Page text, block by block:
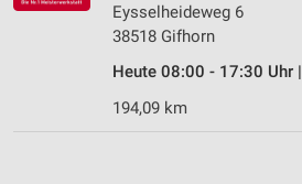
Eysselheideweg 6
38518 Gifhorn
Heute 08:00 - 17:30 Uhr |
194,09 km